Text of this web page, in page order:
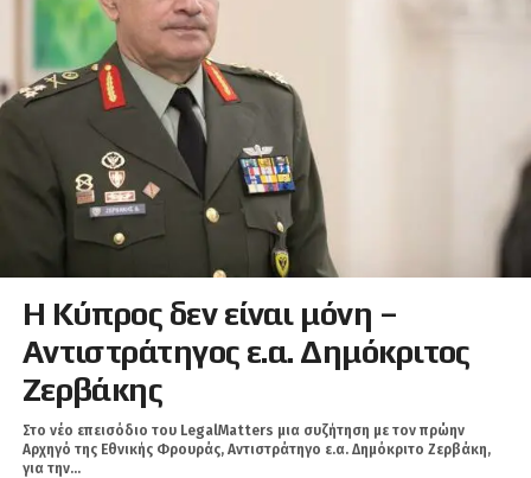
Η Κύπρος δεν είναι μόνη –
Αντιστράτηγος ε.α. Δημόκριτος
Ζερβάκης
Στο νέο επεισόδιο του LegalMatters μια συζήτηση με τον πρώην
Αρχηγό της Εθνικής Φρουράς, Αντιστράτηγο ε.α. Δημόκριτο Ζερβάκη,
για την...